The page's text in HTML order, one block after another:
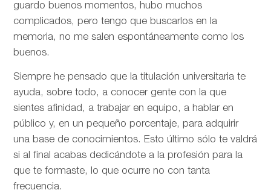
guardo buenos momentos, hubo muchos
complicados, pero tengo que buscarlos en la
memoria, no me salen espontáneamente como los
buenos.
Siempre he pensado que la titulación universitaria te
ayuda, sobre todo, a conocer gente con la que
sientes afinidad, a trabajar en equipo, a hablar en
público y, en un pequeño porcentaje, para adquirir
una base de conocimientos. Esto último sólo te valdrá
si al final acabas dedicándote a la profesión para la
que te formaste, lo que ocurre no con tanta
frecuencia.